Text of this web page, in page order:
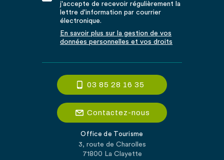
j'accepte de recevoir régulièrement la
lettre d'information par courrier
électronique.
En savoir plus sur la gestion de vos
données personnelles et vos droits
03 85 28 16 35
Contactez-nous
Office de Tourisme
3, route de Charolles
71800 La Clayette